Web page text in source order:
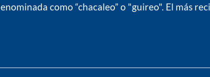
como “chacaleo” o "guireo". El más